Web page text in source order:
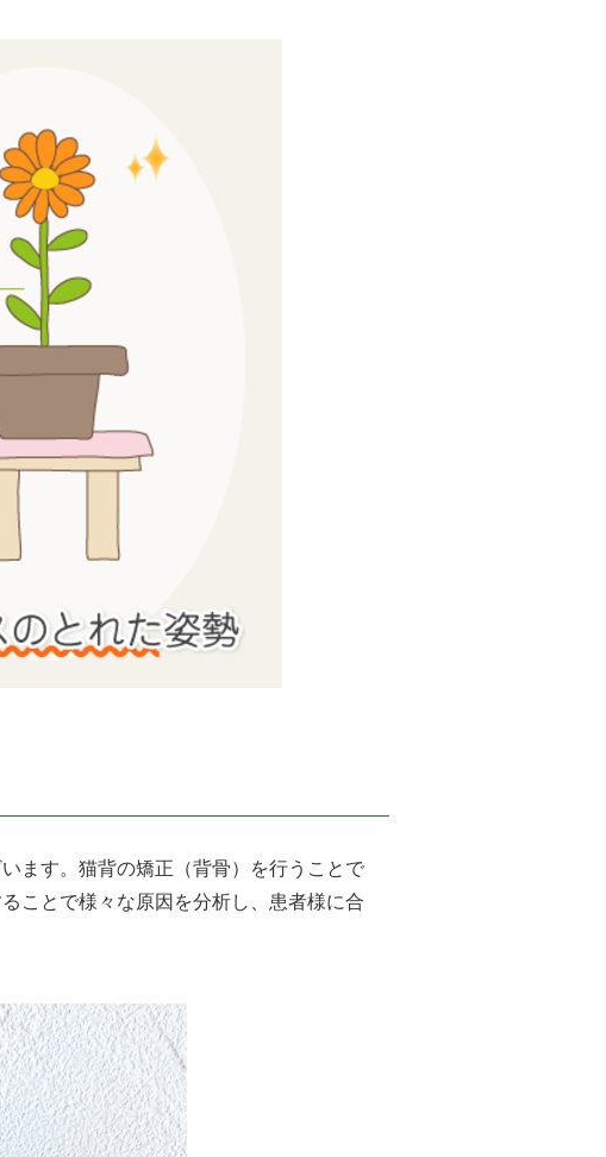
ます。猫背の矯正（背骨）を行うことで
ことで様々な原因を分析し、患者様に合